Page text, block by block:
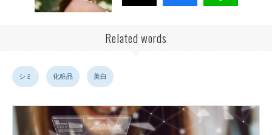
Related words
シミ 化粧品 美白